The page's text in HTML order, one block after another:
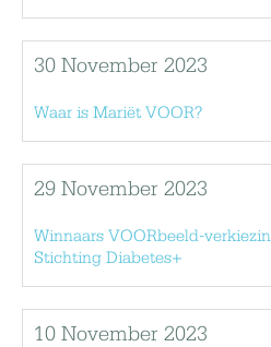
30 November 2023
Waar is Mariët VOOR?
29 November 2023
Winnaars VOORbeeld-
Stichting Diabetes+
10 November 2023